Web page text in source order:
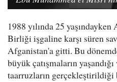
1988 yılında 25
Birliği işgaline karşı süren
Afganistan'a gitti. Bu
büyük çatışmaların
taarruzların